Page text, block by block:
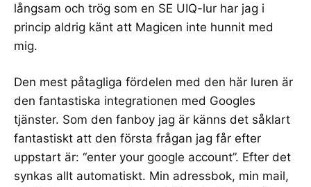
långsam och trög som en SE UIQ-lur har jag i
princip aldrig känt att Magicen inte hunnit med
mig.
Den mest påtagliga fördelen med den här luren är
den fantastiska integrationen med Googles
tjänster. Som den fanboy jag är känns det såklart
fantastiskt att den första frågan jag får efter
uppstart är: “enter your google account”. Efter det
synkas allt automatiskt. Min adressbok, min mail,